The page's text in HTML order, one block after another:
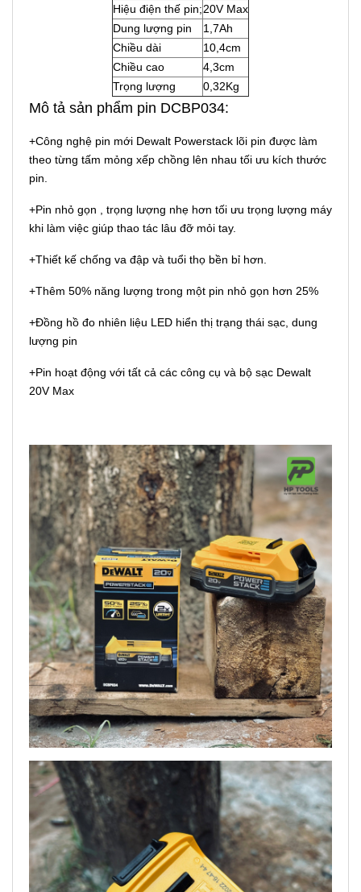
Hiệu điện thế pin;20V Max
Dung lượng pin
1,7Ah
Chiều dài
10,4cm
Chiều cao
4,3cm
Trọng lượng
0,32Kg
Mô tả sản phẩm pin DCBP034:
+Công nghệ pin mới Dewalt Powerstack lõi pin được làm
theo từng tấm mỏng xếp chồng lên nhau tối ưu kích thước
pin.
+Pin nhỏ gọn , trọng lượng nhẹ hơn tối ưu trọng lượng máy
khi làm việc giúp thao tác lâu đỡ mỏi tay.
+Thiết kế chống va đập và tuổi thọ bền bỉ hơn.
+Thêm 50% năng lượng trong một pin nhỏ gọn hơn 25%
+Đồng hồ đo nhiên liệu LED hiển thị trạng thái sạc, dung
lượng pin
+Pin hoạt động với tất cả các công cụ và bộ sạc Dewalt
20V Max